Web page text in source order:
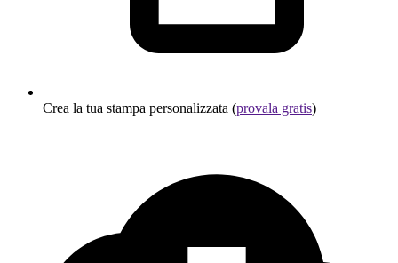
Crea la tua stampa personalizzata (provala gratis)